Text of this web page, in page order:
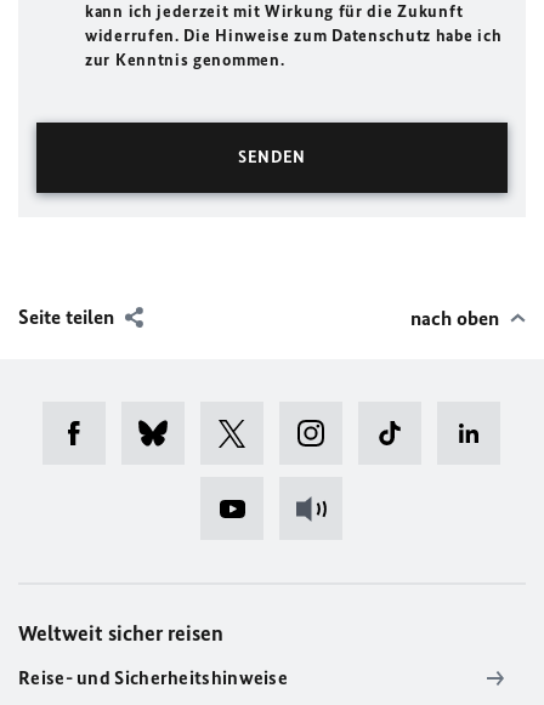
kann ich jederzeit mit Wirkung für die Zukunft
widerrufen. Die Hinweise zum Datenschutz habe ich
zur Kenntnis genommen.
Seite teilen nach oben
Weltweit sicher reisen
Reise- und Sicherheitshinweise